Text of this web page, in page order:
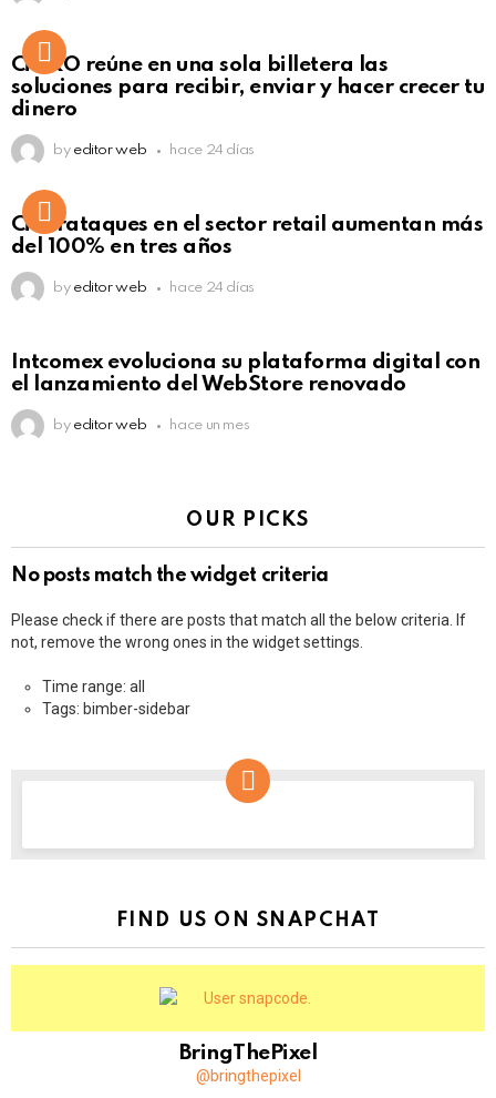
Not Safe For Work
Click to view this post
CiNKO reúne en una sola billetera las
soluciones para recibir, enviar y hacer crecer tu
dinero
by editor web hace 24 días
Ciberataques en el sector retail aumentan más
del 100% en tres años
by editor web hace 24 días
Intcomex evoluciona su plataforma digital con
el lanzamiento del WebStore renovado
by editor web hace un mes
OUR PICKS
No posts match the widget criteria
Please check if there are posts that match all the below criteria. If
not, remove the wrong ones in the widget settings.
Time range: all
Tags: bimber-sidebar
FIND US ON SNAPCHAT
BringThePixel
@bringthepixel